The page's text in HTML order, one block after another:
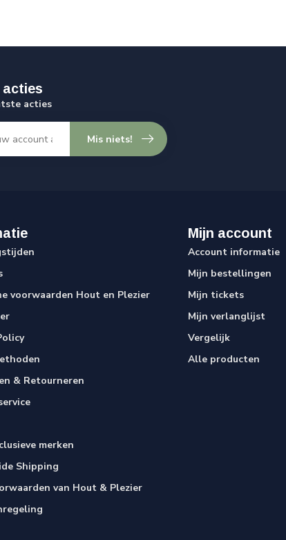
acties
acties
Mis niets!
voorwaarden Hout en Plezier
& Retourneren
merken
Shipping
van Hout & Plezier
Mijn account
Account informatie
Mijn bestellingen
Mijn tickets
Mijn verlanglijst
Vergelijk
Alle producten